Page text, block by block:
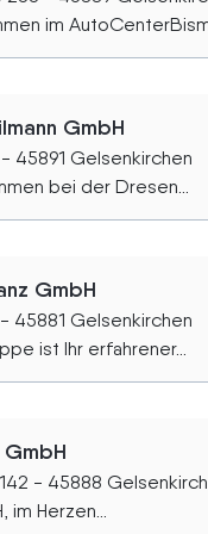
im
GmbH
45891 Gelsenkirchen
bei der Dresen...
GmbH
45881 Gelsenkirchen
ist Ihr erfahrener...
- 45888
im Herzen...